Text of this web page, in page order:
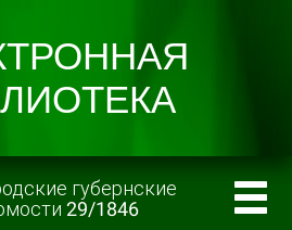
губернские
29/1846